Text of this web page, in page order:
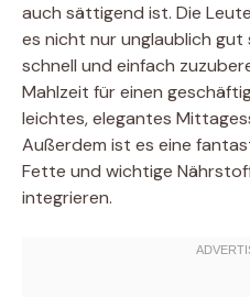
auch sättigend ist. Die
es nicht nur unglaublich
schnell und einfach
Mahlzeit für einen
leichtes, elegantes
Außerdem ist es eine
Fette und wichtige
integrieren.